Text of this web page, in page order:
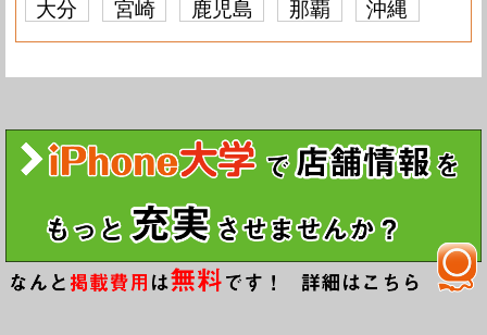
大分
宮崎 鹿児島 那覇 沖縄